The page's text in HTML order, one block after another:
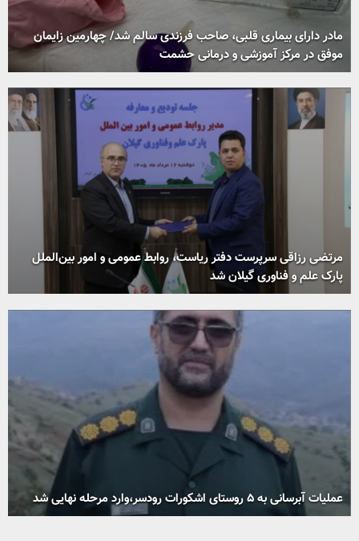
مادر دارای بیماری قلبی، صاحب فرزندی سالم شد/ چهارمین زایمان
موفق در مرکز آموزشی و درمانی حشمت
مرتضی رزاقی سرپرست دفتر ریاست، روابط عمومی و امور بین‌الملل
پارک علم و فناوری گیلان شد
عملیات آبرسانی به ۵ روستای اشکورات رودسر،وارد مرحله نهایی شد